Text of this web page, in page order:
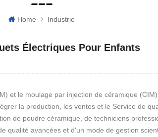
Home Industrie
Électriques Pour Enfants
et le moulage par injection de céramique
la production, les ventes et le Service de
de poudre céramique, de techniciens
qualité avancées et d'un mode de gestion